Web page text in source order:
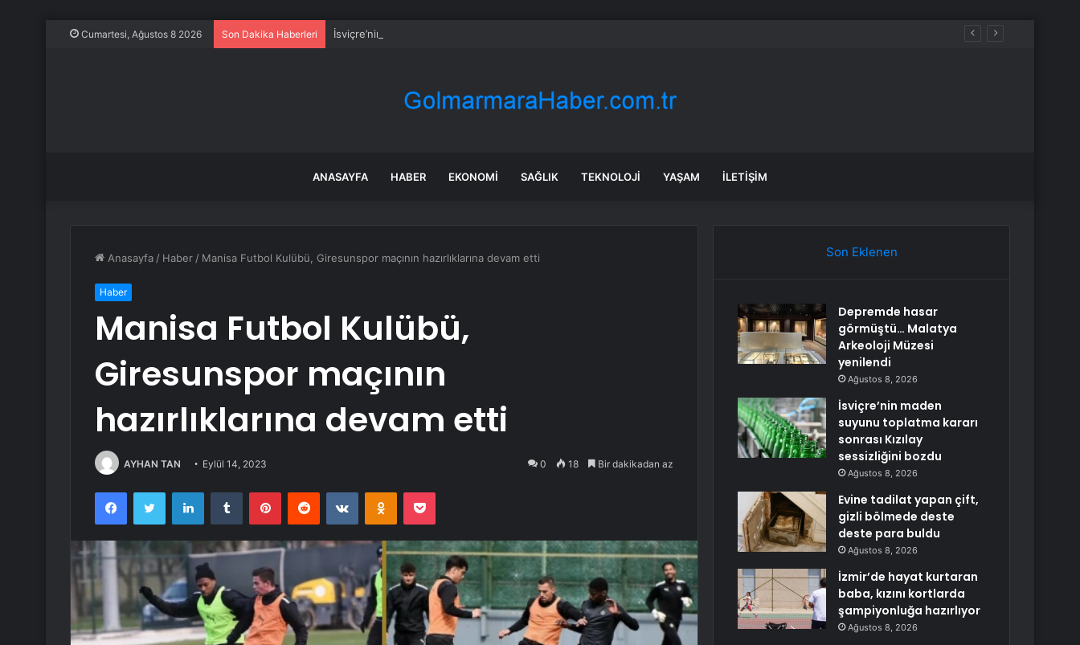
Cumartesi, Ağustos 8 2026 Son Dakika Haberleri İsviçre’nin maden suyunu toplatma kararı sonrası Kızılay sessizliğini bozdu
ANASAYFA HABER EKONOMI SAĞLIK TEKNOLOJI YAŞAM İLETIŞIM
Anasayfa / Haber / Manisa Futbol Kulübü, Giresunspor maçının hazırlıklarına devam etti
Haber
Manisa Futbol Kulübü,
Giresunspor maçının
hazırlıklarına devam etti
AYHAN TAN Eylül 14, 2023 0 18 Bir dakikadan az
FacebookTwitter LinkedInTumblr PinterestReddit VKontakteOdnoklassniki
Pocket
Son Eklenen
Depremde hasar
görmüştü… Malatya
Arkeoloji Müzesi
yenilendi
Ağustos 8, 2026
İsviçre’nin maden
suyunu toplatma kararı
sonrası Kızılay
sessizliğini bozdu
Ağustos 8, 2026
Evine tadilat yapan çift,
gizli bölmede deste
deste para buldu
Ağustos 8, 2026
İzmir’de hayat kurtaran
baba, kızını kortlarda
şampiyonluğa hazırlıyor
Ağustos 8, 2026